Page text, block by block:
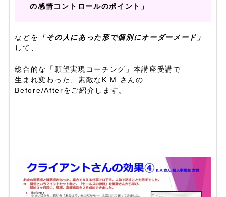
の感情コントロールのポイント」
などを
「その人にあった形で個別にオーダーメード」
して、
総合的な「願望実現コーチング」本講座受講で
生まれ変わった、素敵なK.M.さんの
Before/Afterをご紹介します。